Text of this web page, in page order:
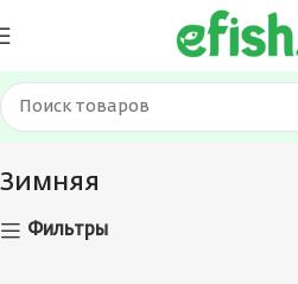
Главная Катушки Зимняя
Зимняя
Фильтры